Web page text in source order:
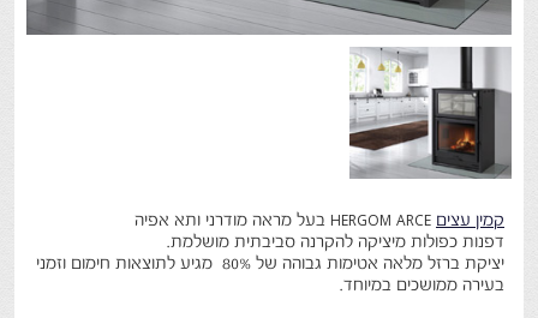
קמין עצים
דפנות כפולות מיציקה להקרנה סביבתית מושלמת.
יציקת ברזל מלאה אטימות גבוהה של 80% מגיע לתוצאות חימום וזמני
בעירה ממושכים במיוחד.